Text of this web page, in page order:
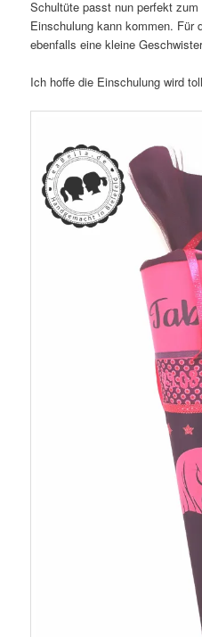
Schultüte passt nun perfekt
Einschulung kann kommen. Für
ebenfalls eine kleine
Ich hoffe die Einschulung wird